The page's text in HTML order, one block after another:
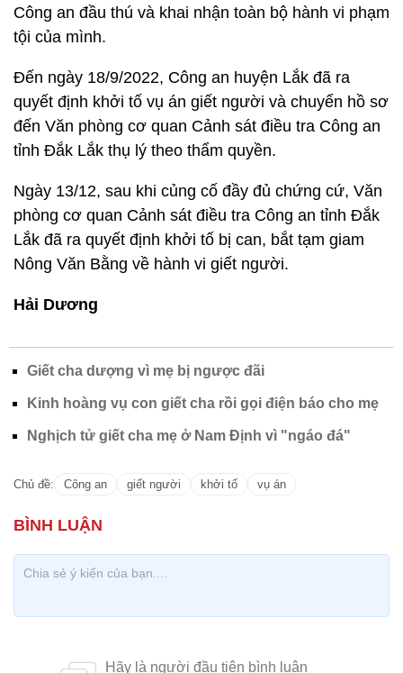
Công an đầu thú và khai nhận toàn bộ hành vi phạm
tội của mình.
Đến ngày 18/9/2022, Công an huyện Lắk đã ra
quyết định khởi tố vụ án giết người và chuyển hồ sơ
đến Văn phòng cơ quan Cảnh sát điều tra Công an
tỉnh Đắk Lắk thụ lý theo thẩm quyền.
Ngày 13/12, sau khi củng cố đầy đủ chứng cứ, Văn
phòng cơ quan Cảnh sát điều tra Công an tỉnh Đắk
Lắk đã ra quyết định khởi tố bị can, bắt tạm giam
Nông Văn Bằng về hành vi giết người.
Hải Dương
Giết cha dượng vì mẹ bị ngược đãi
Kinh hoàng vụ con giết cha rồi gọi điện báo cho mẹ
Nghịch tử giết cha mẹ ở Nam Định vì "ngáo đá"
Chủ đề: Công an giết người khởi tố vụ án